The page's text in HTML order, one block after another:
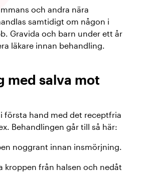
och andra nära
samtidigt om någon i
Gravida och barn under ett år
läkare innan behandling.
med salva mot
första hand med det receptfria
Behandlingen går till så här:
noggrant innan insmörjning.
kroppen från halsen och nedåt